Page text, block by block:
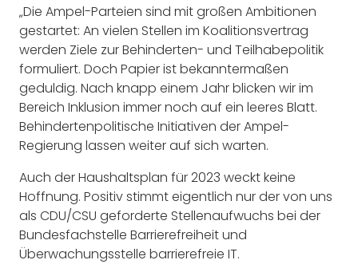
„Die Ampel-Parteien sind mit großen Ambitionen
gestartet: An vielen Stellen im Koalitionsvertrag
werden Ziele zur Behinderten- und Teilhabepolitik
formuliert. Doch Papier ist bekanntermaßen
geduldig. Nach knapp einem Jahr blicken wir im
Bereich Inklusion immer noch auf ein leeres Blatt.
Behindertenpolitische Initiativen der Ampel-
Regierung lassen weiter auf sich warten.
Auch der Haushaltsplan für 2023 weckt keine
Hoffnung. Positiv stimmt eigentlich nur der von uns
als CDU/CSU geforderte Stellenaufwuchs bei der
Bundesfachstelle Barrierefreiheit und
Überwachungsstelle barrierefreie IT.